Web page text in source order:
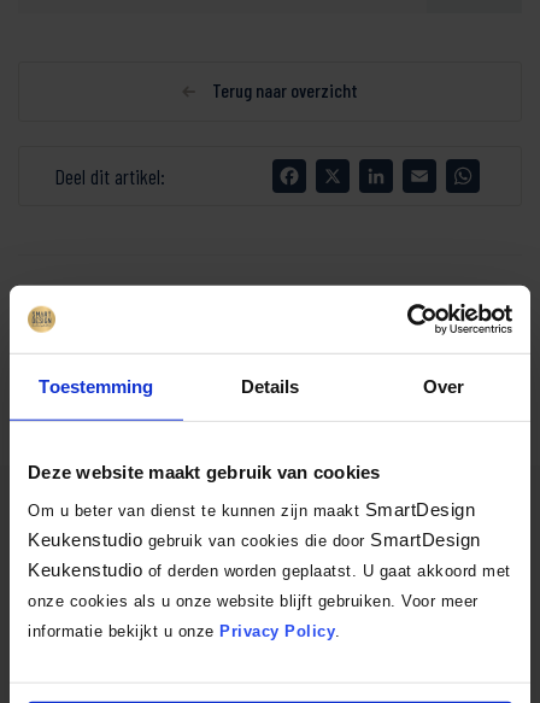
Toestemming Details Over
Deze website maakt gebruik van cookies
Om u beter van dienst te kunnen zijn maakt SmartDesign
Keukenstudio gebruik van cookies die door SmartDesign
Keukenstudio of derden worden geplaatst. U gaat akkoord met
onze cookies als u onze website blijft gebruiken. Voor meer
informatie bekijkt u onze Privacy Policy
Terug naar overzicht
Deel dit artikel: Facebook LinkedInEmail
Tags
RTL Lifestyle
Inspiratie opdoen
Impressie van het SmartDesign center